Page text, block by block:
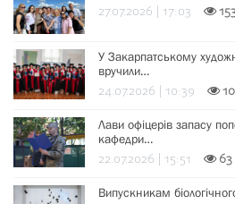
27.07.2026 | 17:03
У Закарпатському
вручили…
24.07.2026 | 10:39
Лави офіцерів запасу
кафедри…
22.07.2026 | 15:51 63
Випускникам